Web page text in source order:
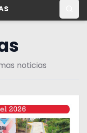
noticias